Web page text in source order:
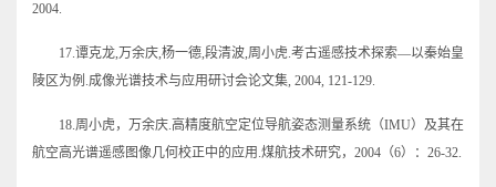
2004.
17.谭克龙,万余庆,杨一德,段清波,周小虎.考古遥感技术探索—以秦始皇
陵区为例.成像光谱技术与应用研讨会论文集, 2004, 121-129.
18.周小虎，万余庆.高精度航空定位导航姿态测量系统（IMU）及其在
航空高光谱遥感图像几何校正中的应用.煤航技术研究，2004（6）：26-32.